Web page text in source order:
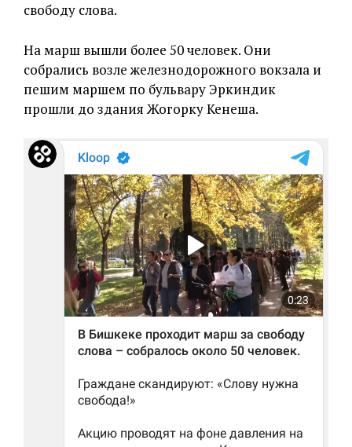
свободу слова.
На марш вышли более 50 человек. Они
собрались возле железнодорожного вокзала и
пешим маршем по бульвару Эркиндик
прошли до здания Жогорку Кенеша.